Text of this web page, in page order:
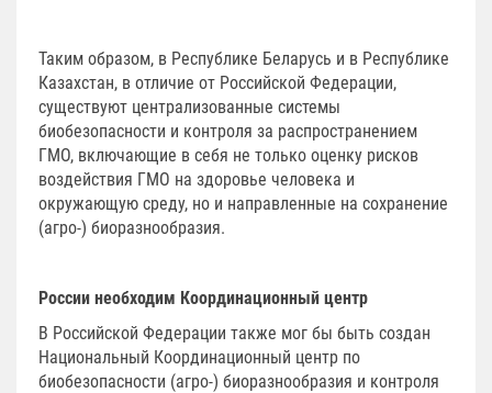
Таким образом, в Республике Беларусь и в Республике
Казахстан, в отличие от Российской Федерации,
существуют централизованные системы
биобезопасности и контроля за распространением
ГМО, включающие в себя не только оценку рисков
воздействия ГМО на здоровье человека и
окружающую среду, но и направленные на сохранение
(агро-) биоразнообразия.
России необходим Координационный центр
В Российской Федерации также мог бы быть создан
Национальный Координационный центр по
биобезопасности (агро-) биоразнообразия и контроля